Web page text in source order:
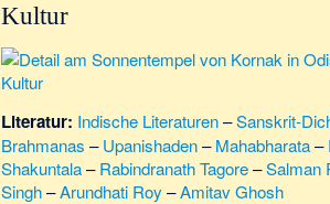
Kultur
Kultur
Literatur: Indische Literaturen–Sanskrit-
Brahmanas –Upanishaden–Mahabharata–
Shakuntala–Rabindranath Tagore–Salman
Singh–Arundhati Roy –Amitav Ghosh